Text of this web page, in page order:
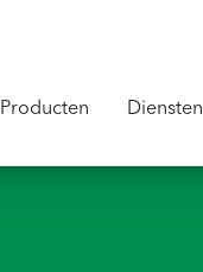
Producten Diensten